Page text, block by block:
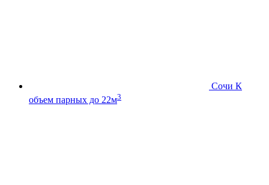
Сочи К
объем парных до 22м3